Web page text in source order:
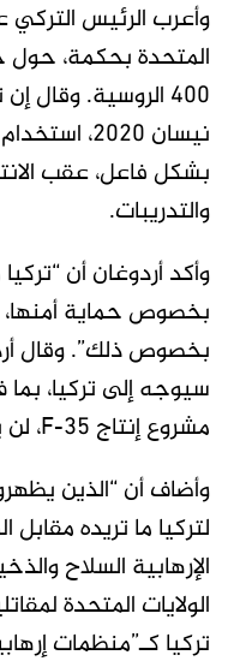
وأعرب الرئيس التركي
400 الروسية. وقال
نيسان
بشكل فاعل، عقب
والتدريبات.
وأكد أردوغان أن
بخصوص حماية أمنها،
بخصوص ذلك”. وقال
سيوجه إلى تركيا،
مشروع إنتاج F-35، لن يثنيها عن أولوية أمنها”.
وأضاف أن “الذين
لتركيا ما تريده
الإرهابية السلاح
الولايات المتحدة
تركيا كـ”منظمات